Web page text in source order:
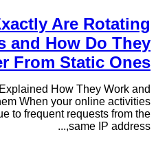
Are Rotating
and How Do They
From Static Ones?
How They Work and
When your online activities
to frequent requests from the
same IP address,...